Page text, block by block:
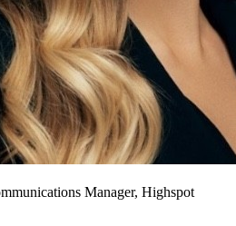
Manager, Highspot